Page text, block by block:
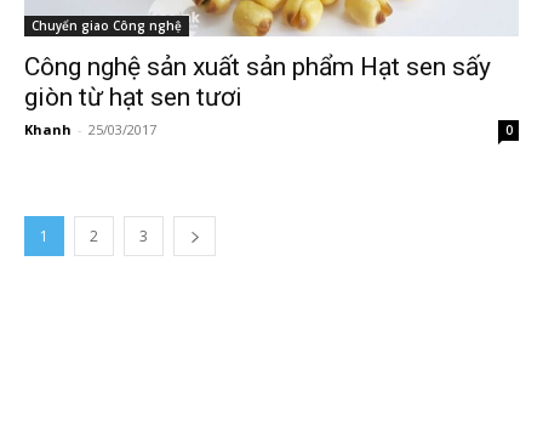
Chuyển giao Công nghệ
Công nghệ sản xuất sản phẩm Hạt sen sấy
giòn từ hạt sen tươi
Khanh - 25/03/2017 0
1 2 3